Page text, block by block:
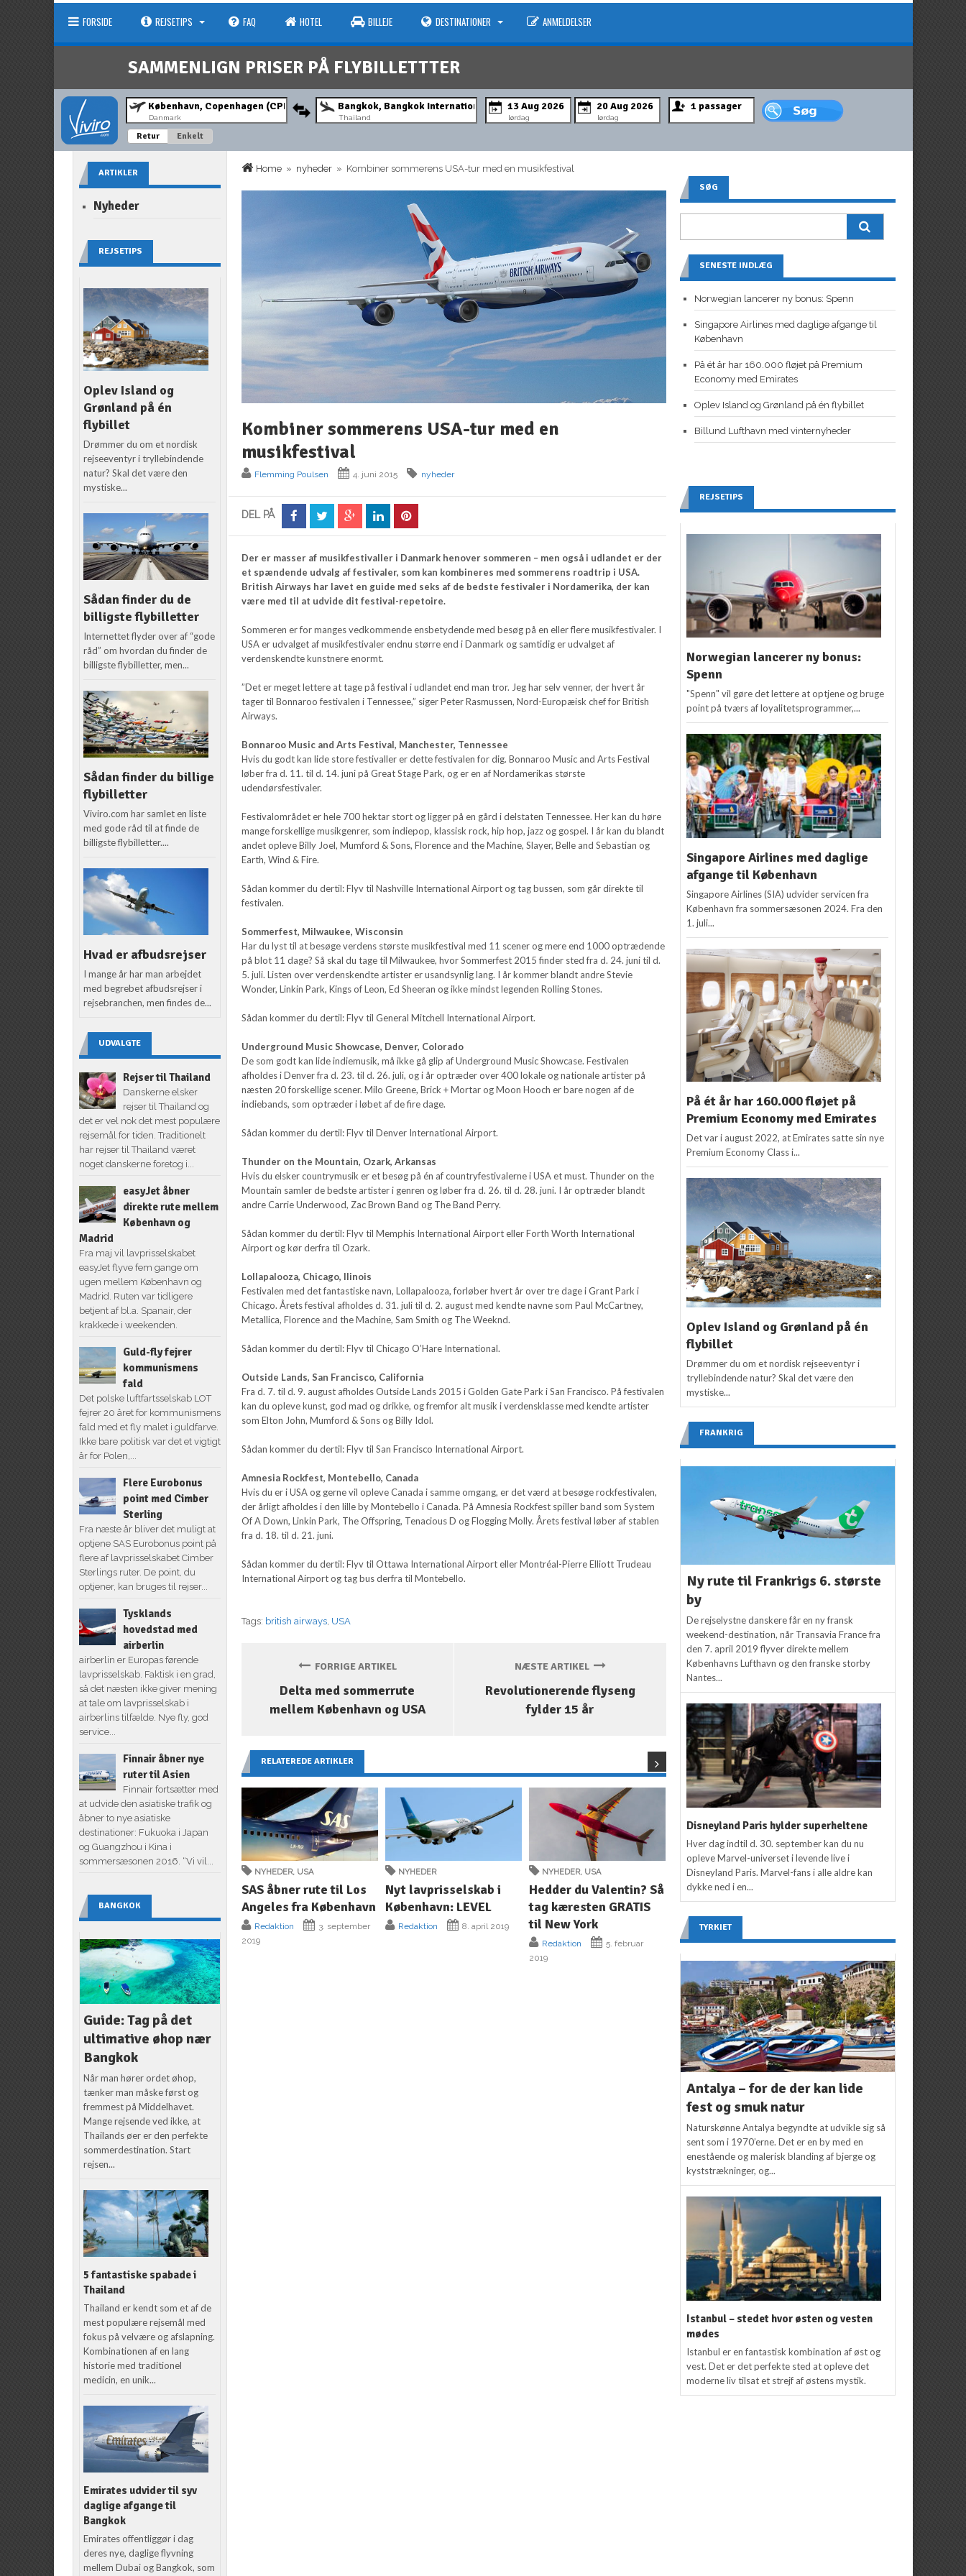
FORSIDE REJSETIPS FAQ HOTEL BILLEJE DESTINATIONER ANMELDELSER
SAMMENLIGN PRISER PÅ FLYBILLETTTER
Danmark Thailand lørdag lørdag
Retur Enkelt
Home » nyheder » Kombiner sommerens USA-tur med en musikfestival
Kombiner sommerens USA-tur med en
musikfestival
Flemming Poulsen 4. juni 2015 nyheder
DEL PÅ
Der er masser af musikfestivaller i Danmark henover sommeren – men også i udlandet er der
et spændende udvalg af festivaler, som kan kombineres med sommerens roadtrip i USA.
British Airways har lavet en guide med seks af de bedste festivaler i Nordamerika, der kan
være med til at udvide dit festival-repetoire.
Sommeren er for manges vedkommende ensbetydende med besøg på en eller flere musikfestivaler. I
USA er udvalget af musikfestivaler endnu større end i Danmark og samtidig er udvalget af
verdenskendte kunstnere enormt.
”Det er meget lettere at tage på festival i udlandet end man tror. Jeg har selv venner, der hvert år
tager til Bonnaroo festivalen i Tennessee,” siger Peter Rasmussen, Nord-Europæisk chef for British
Airways.
Bonnaroo Music and Arts Festival, Manchester, Tennessee
Hvis du godt kan lide store festivaller er dette festivalen for dig. Bonnaroo Music and Arts Festival
løber fra d. 11. til d. 14. juni på Great Stage Park, og er en af Nordamerikas største
udendørsfestivaler.
Festivalområdet er hele 700 hektar stort og ligger på en gård i delstaten Tennessee. Her kan du høre
mange forskellige musikgenrer, som indiepop, klassisk rock, hip hop, jazz og gospel. I år kan du blandt
andet opleve Billy Joel, Mumford & Sons, Florence and the Machine, Slayer, Belle and Sebastian og
Earth, Wind & Fire.
Sådan kommer du dertil: Flyv til Nashville International Airport og tag bussen, som går direkte til
festivalen.
Sommerfest, Milwaukee, Wisconsin
Har du lyst til at besøge verdens største musikfestival med 11 scener og mere end 1000 optrædende
på blot 11 dage? Så skal du tage til Milwaukee, hvor Sommerfest 2015 finder sted fra d. 24. juni til d.
5. juli. Listen over verdenskendte artister er usandsynlig lang. I år kommer blandt andre Stevie
Wonder, Linkin Park, Kings of Leon, Ed Sheeran og ikke mindst legenden Rolling Stones.
Sådan kommer du dertil: Flyv til General Mitchell International Airport.
Underground Music Showcase, Denver, Colorado
De som godt kan lide indiemusik, må ikke gå glip af Underground Music Showcase. Festivalen
afholdes i Denver fra d. 23. til d. 26. juli, og i år optræder over 400 lokale og nationale artister på
næsten 20 forskellige scener. Milo Greene, Brick + Mortar og Moon Hooch er bare nogen af de
indiebands, som optræder i løbet af de fire dage.
Sådan kommer du dertil: Flyv til Denver International Airport.
Thunder on the Mountain, Ozark, Arkansas
Hvis du elsker countrymusik er et besøg på én af countryfestivalerne i USA et must. Thunder on the
Mountain samler de bedste artister i genren og løber fra d. 26. til d. 28. juni. I år optræder blandt
andre Carrie Underwood, Zac Brown Band og The Band Perry.
Sådan kommer du dertil: Flyv til Memphis International Airport eller Forth Worth International
Airport og kør derfra til Ozark.
Lollapalooza, Chicago, Ilinois
Festivalen med det fantastiske navn, Lollapalooza, forløber hvert år over tre dage i Grant Park i
Chicago. Årets festival afholdes d. 31. juli til d. 2. august med kendte navne som Paul McCartney,
Metallica, Florence and the Machine, Sam Smith og The Weeknd.
Sådan kommer du dertil: Flyv til Chicago O’Hare International.
Outside Lands, San Francisco, California
Fra d. 7. til d. 9. august afholdes Outside Lands 2015 i Golden Gate Park i San Francisco. På festivalen
kan du opleve kunst, god mad og drikke, og fremfor alt musik i verdensklasse med kendte artister
som Elton John, Mumford & Sons og Billy Idol.
Sådan kommer du dertil: Flyv til San Francisco International Airport.
Amnesia Rockfest, Montebello, Canada
Hvis du er i USA og gerne vil opleve Canada i samme omgang, er det værd at besøge rockfestivalen,
der årligt afholdes i den lille by Montebello i Canada. På Amnesia Rockfest spiller band som System
Of A Down, Linkin Park, The Offspring, Tenacious D og Flogging Molly. Årets festival løber af stablen
fra d. 18. til d. 21. juni.
Sådan kommer du dertil: Flyv til Ottawa International Airport eller Montréal-Pierre Elliott Trudeau
International Airport og tag bus derfra til Montebello.
Tags: british airways USA
FORRIGE ARTIKEL
Delta med sommerrute
mellem København og USA
NÆSTE ARTIKEL
Revolutionerende flyseng
fylder 15 år
RELATEREDE ARTIKLER
NYHEDER, USA
SAS åbner rute til Los
Angeles fra København
Redaktion
3. september
2019
NYHEDER
Nyt lavprisselskab i
København: LEVEL
Redaktion 8. april 2019
NYHEDER, USA
Hedder du Valentin? Så
tag kæresten GRATIS
til New York
Redaktion
5. februar
2019
NYHEDER
Kun i fire dage: 40
rabat på flybillettens
pris
Redaktion
23. august
NYHEDER,
Se flyselskabs
sikkerhedsvideo
ARTIKLER
Nyheder
REJSETIPS
Oplev Island og
Grønland på én
flybillet
Drømmer du om et nordisk
rejseeventyr i tryllebindende
natur? Skal det være den
mystiske...
Sådan finder du de
billigste flybilletter
Internettet flyder over af “gode
råd” om hvordan du finder de
billigste flybilletter, men...
Sådan finder du billige
flybilletter
Viviro.com har samlet en liste
med gode råd til at finde de
billigste flybilletter....
Hvad er afbudsrejser
I mange år har man arbejdet
med begrebet afbudsrejser i
rejsebranchen, men findes de...
UDVALGTE
Rejser til Thailand
Danskerne elsker
rejser til Thailand og
det er vel nok det mest populære
rejsemål for tiden. Traditionelt
har rejser til Thailand været
noget danskerne foretog i...
easyJet åbner
direkte rute mellem
København og
Madrid
Fra maj vil lavprisselskabet
easyJet flyve fem gange om
ugen mellem København og
Madrid. Ruten var tidligere
betjent af bl.a. Spanair, der
krakkede i weekenden.
Guld-fly fejrer
kommunismens
fald
Det polske luftfartsselskab LOT
fejrer 20 året for kommunismens
fald med et fly malet i guldfarve.
Ikke bare politisk var det et vigtigt
år for Polen,...
Flere Eurobonus
point med Cimber
Sterling
Fra næste år bliver det muligt at
optjene SAS Eurobonus point på
flere af lavprisselskabet Cimber
Sterlings ruter. De point, du
optjener, kan bruges til rejser...
Tysklands
hovedstad med
airberlin
airberlin er Europas førende
lavprisselskab. Faktisk i en grad,
så det næsten ikke giver mening
at tale om lavprisselskab i
airberlins tilfælde. Nye fly, god
service...
Finnair åbner nye
ruter til Asien
Finnair fortsætter med
at udvide den asiatiske trafik og
åbner to nye asiatiske
destinationer: Fukuoka i Japan
og Guangzhou i Kina i
sommersæsonen 2016. “Vi vil...
BANGKOK
Guide: Tag på det
ultimative øhop nær
Bangkok
Når man hører ordet øhop,
tænker man måske først og
fremmest på Middelhavet.
Mange rejsende ved ikke, at
Thailands øer er den perfekte
sommerdestination. Start
rejsen...
5 fantastiske spabade i
Thailand
Thailand er kendt som et af de
mest populære rejsemål med
fokus på velvære og afslapning.
Kombinationen af en lang
historie med traditionel
medicin, en unik...
Emirates udvider til syv
daglige afgange til
Bangkok
Emirates offentliggør i dag
deres nye, daglige flyvning
mellem Dubai og Bangkok, som
SØG
SENESTE INDLÆG
Norwegian lancerer ny bonus: Spenn
Singapore Airlines med daglige afgange til
København
På ét år har 160.000 fløjet på Premium
Economy med Emirates
Oplev Island og Grønland på én flybillet
Billund Lufthavn med vinternyheder
REJSETIPS
Norwegian lancerer ny bonus:
Spenn
"Spenn" vil gøre det lettere at optjene og bruge
point på tværs af loyalitetsprogrammer,...
Singapore Airlines med daglige
afgange til København
Singapore Airlines (SIA) udvider servicen fra
København fra sommersæsonen 2024. Fra den
1. juli...
På ét år har 160.000 fløjet på
Premium Economy med Emirates
Det var i august 2022, at Emirates satte sin nye
Premium Economy Class i...
Oplev Island og Grønland på én
flybillet
Drømmer du om et nordisk rejseeventyr i
tryllebindende natur? Skal det være den
mystiske...
FRANKRIG
Ny rute til Frankrigs 6. største
by
De rejselystne danskere får en ny fransk
weekend-destination, når Transavia France fra
den 7. april 2019 flyver direkte mellem
Københavns Lufthavn og den franske storby
Nantes...
Disneyland Paris hylder superheltene
Hver dag indtil d. 30. september kan du nu
opleve Marvel-universet i levende live i
Disneyland Paris. Marvel-fans i alle aldre kan
dykke ned i en...
TYRKIET
Antalya – for de der kan lide
fest og smuk natur
Naturskønne Antalya begyndte at udvikle sig så
sent som i 1970’erne. Det er en by med en
enestående og malerisk blanding af bjerge og
kyststrækninger, og...
Istanbul – stedet hvor østen og vesten
mødes
Istanbul er en fantastisk kombination af øst og
vest. Det er det perfekte sted at opleve det
moderne liv tilsat et strejf af østens mystik.